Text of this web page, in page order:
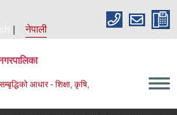
नेपाली
आधार - शिक्षा, कृषि,